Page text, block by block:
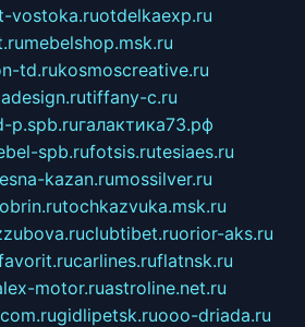
vostoka.ruotdelkaexp.ru
mebelshop.msk.ru
td.rukosmoscreative.ru
tiffany-c.ru
p.spb.ruгалактика73.рф
spb.rufotsis.rutesiaes.ru
kazan.rumossilver.ru
tochkazvuka.msk.ru
clubtibet.ruorior-aks.ru
carlines.ruflatnsk.ru
motor.ruastroline.net.ru
gidlipetsk.ruooo-driada.ru